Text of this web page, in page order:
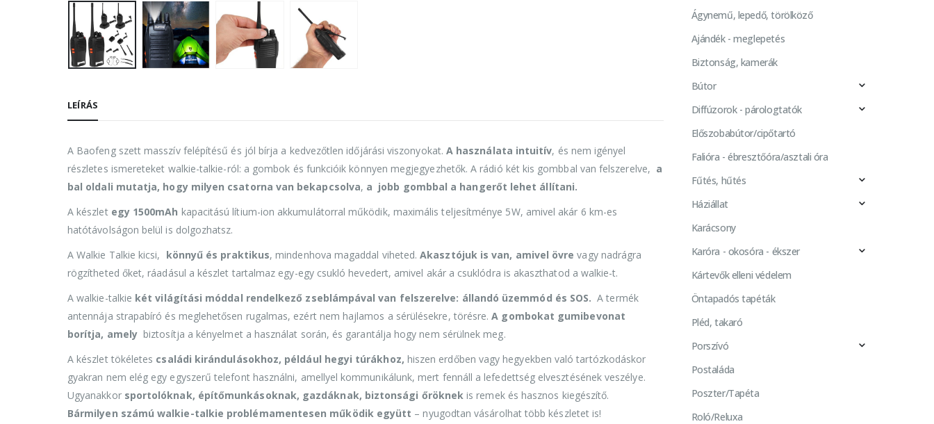
LEÍRÁS
A Baofeng szett masszív felépítésű és jól bírja a kedvezőtlen időjárási viszonyokat. A használata intuitív, és nem igényel
részletes ismereteket walkie-talkie-ról: a gombok és funkcióik könnyen megjegyezhetők. A rádió két kis gombbal van felszerelve, a
bal oldali mutatja, hogy milyen csatorna van bekapcsolva, a jobb gombbal a hangerőt lehet állítani.
A készlet egy 1500mAh kapacitású lítium-ion akkumulátorral működik, maximális teljesítménye 5W, amivel akár 6 km-es
hatótávolságon belül is dolgozhatsz.
A Walkie Talkie kicsi, könnyű és praktikus, mindenhova magaddal viheted.Akasztójuk is van, amivel övre vagy nadrágra
rögzítheted őket, ráadásul a készlet tartalmaz egy-egy csukló hevedert, amivel akár a csuklódra is akaszthatod a walkie-t.
A walkie-talkie két világítási móddal rendelkező zseblámpával van felszerelve: állandó üzemmód és SOS. A termék
antennája strapabíró és meglehetősen rugalmas, ezért nem hajlamos a sérülésekre, törésre.A gombokat gumibevonat
borítja, amelybiztosítja a kényelmet a használat során, és garantálja hogy nem sérülnek meg.
A készlet tökéletes családi kirándulásokhoz, például hegyi túrákhoz, hiszen erdőben vagy hegyekben való tartózkodáskor
gyakran nem elég egy egyszerű telefont használni, amellyel kommunikálunk, mert fennáll a lefedettség elvesztésének veszélye.
Ugyanakkorsportolóknak, építőmunkásoknak, gazdáknak, biztonsági őröknek is remek és hasznos kiegészítő.
Bármilyen számú walkie-talkie problémamentesen működik együtt – nyugodtan vásárolhat több készletet is!
Ágynemű, lepedő, törölköző
Ajándék - meglepetés
Biztonság, kamerák
Bútor
Diffúzorok - párologtatók
Előszobabútor/cipőtartó
Falióra - ébresztőóra/asztali óra
Fűtés, hűtés
Háziállat
Karácsony
Karóra - okosóra - ékszer
Kártevők elleni védelem
Öntapadós tapéták
Pléd, takaró
Porszívó
Postaláda
Poszter/Tapéta
Roló/Reluxa